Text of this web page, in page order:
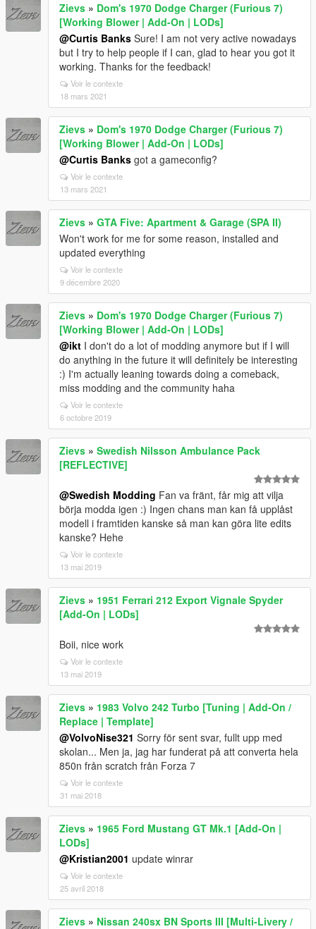
Zievs » Dom's 1970 Dodge Charger (Furious 7)
[Working Blower | Add-On | LODs]
@Curtis Banks Sure! I am not very active nowadays
but I try to help people if I can, glad to hear you got it
working. Thanks for the feedback!
Voir le contexte
18 mars 2021
Zievs » Dom's 1970 Dodge Charger (Furious 7)
[Working Blower | Add-On | LODs]
@Curtis Banks got a gameconfig?
Voir le contexte
13 mars 2021
Zievs » GTA Five: Apartment & Garage (SPA II)
Won't work for me for some reason, installed and
updated everything
Voir le contexte
9 décembre 2020
Zievs » Dom's 1970 Dodge Charger (Furious 7)
[Working Blower | Add-On | LODs]
@ikt I don't do a lot of modding anymore but if I will
do anything in the future it will definitely be interesting
:) I'm actually leaning towards doing a comeback,
miss modding and the community haha
Voir le contexte
6 octobre 2019
Zievs » Swedish Nilsson Ambulance Pack
[REFLECTIVE]
@Swedish Modding Fan va fränt, får mig att vilja
börja modda igen :) Ingen chans man kan få upplåst
modell i framtiden kanske så man kan göra lite edits
kanske? Hehe
Voir le contexte
13 mai 2019
Zievs » 1951 Ferrari 212 Export Vignale Spyder
[Add-On | LODs]
Boii, nice work
Voir le contexte
13 mai 2019
Zievs » 1983 Volvo 242 Turbo [Tuning | Add-On /
Replace | Template]
@VolvoNise321 Sorry för sent svar, fullt upp med
skolan... Men ja, jag har funderat på att converta hela
850n från scratch från Forza 7
Voir le contexte
31 mai 2018
Zievs » 1965 Ford Mustang GT Mk.1 [Add-On |
LODs]
@Kristian2001 update winrar
Voir le contexte
25 avril 2018
Zievs » Nissan 240sx BN Sports III [Multi-Livery /